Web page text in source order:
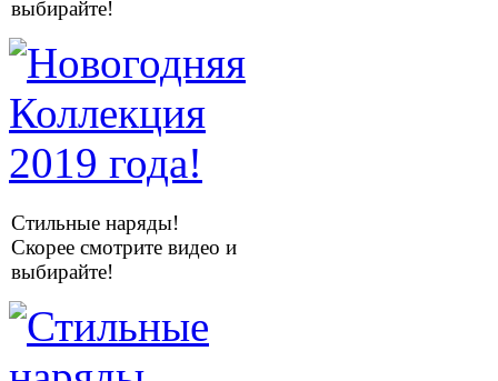
выбирайте!
Стильные наряды!
Скорее смотрите видео и
выбирайте!